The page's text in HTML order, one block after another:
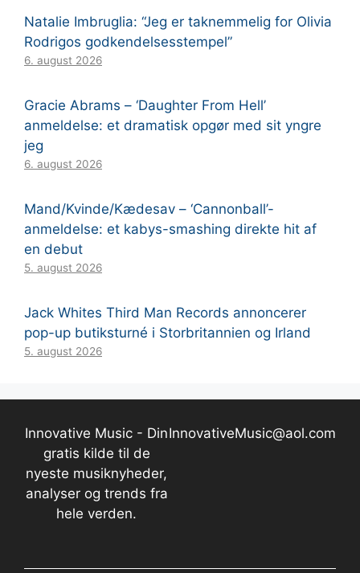
Natalie Imbruglia: “Jeg er taknemmelig for Olivia
Rodrigos godkendelsesstempel”
6. august 2026
Gracie Abrams – ‘Daughter From Hell’
anmeldelse: et dramatisk opgør med sit yngre
jeg
6. august 2026
Mand/Kvinde/Kædesav – ‘Cannonball’-
anmeldelse: et kabys-smashing direkte hit af
en debut
5. august 2026
Jack Whites Third Man Records annoncerer
pop-up butiksturné i Storbritannien og Irland
5. august 2026
Innovative Music - Din
gratis kilde til de
nyeste musiknyheder,
analyser og trends fra
hele verden.
InnovativeMusic@aol.com